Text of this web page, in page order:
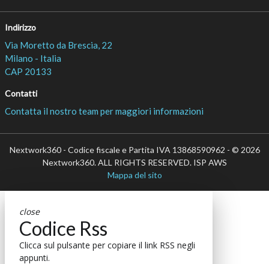
Indirizzo
Via Moretto da Brescia, 22
Milano - Italia
CAP 20133
Contatti
Contatta il nostro team per maggiori informazioni
Nextwork360 - Codice fiscale e Partita IVA 13868590962 - © 2026
Nextwork360. ALL RIGHTS RESERVED. ISP AWS
Mappa del sito
close
Codice Rss
Clicca sul pulsante per copiare il link RSS negli
appunti.